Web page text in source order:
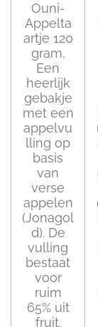
Ouni-
Appelta
artje 120
gram,
Een
heerlijk
gebakje
met een
appelvu
lling op
basis
van
verse
appelen
(Jonagol
d). De
vulling
bestaat
voor
ruim
65% uit
fruit.